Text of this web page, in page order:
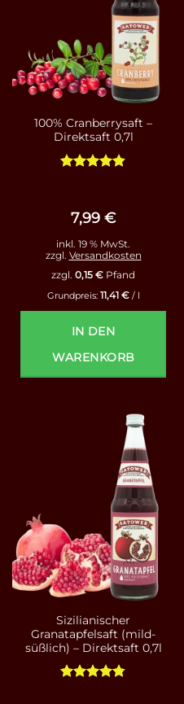
100% Cranberrysaft –
Direktsaft 0,7l
7,99 €
inkl. 19 % MwSt.
zzgl. Versandkosten
zzgl. 0,15 € Pfand
Grundpreis: 11,41 €/ l
IN DEN
WARENKORB
Sizilianischer
Granatapfelsaft (mild-
süßlich) – Direktsaft 0,7l